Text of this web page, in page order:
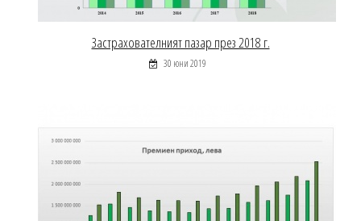
Застрахователният пазар през 2018 г.
30 юни 2019